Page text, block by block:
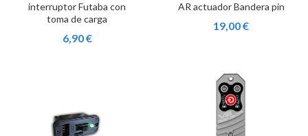
interruptor Futaba con
toma de carga
6,90 €
AR actuador Bandera pin
19,00 €